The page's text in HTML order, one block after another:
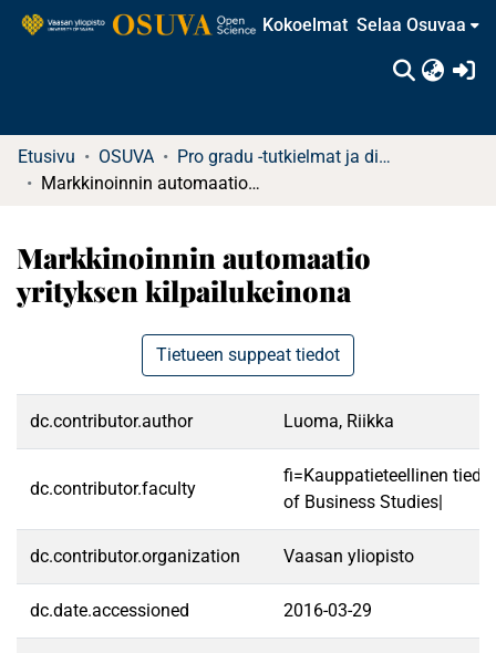
Kokoelmat Selaa Osuvaa
Etusivu OSUVA
Pro gradu -tutkielmat ja diplomityöt (rajattu saatavuus)
Markkinoinnin automaatio yrityksen kilpailukeinona
Markkinoinnin automaatio
yrityksen kilpailukeinona
Tietueen suppeat tiedot
dc.contributor.author Luoma, Riikka
dc.contributor.faculty
fi=Kauppatieteellinen
of Business Studies|
dc.contributor.organization Vaasan yliopisto
dc.date.accessioned 2016-03-29